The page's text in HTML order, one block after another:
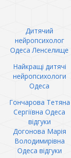
Дитячий
нейропсихолог
Одеса Ленселище
Найкращі дитячі
нейропсихологи
Одеса
Гончарова Тетяна
Сергіївна Одеса
відгуки
Догонова Марія
Володимирівна
Одеса відгуки